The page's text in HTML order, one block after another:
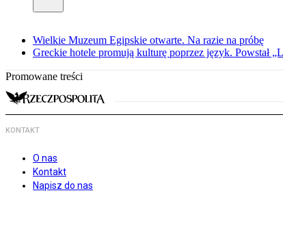
Wielkie Muzeum Egipskie otwarte. Na razie na próbę
Greckie hotele promują kulturę poprzez język. Powstał
Promowane treści
KONTAKT
O nas
Kontakt
Napisz do nas